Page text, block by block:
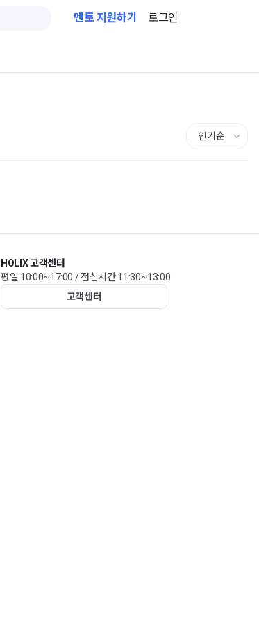
멘토 지원하기 로그인
HOLIX 고객센터
평일 10:00~17:00 / 점심시간 11:30~13:00
고객센터